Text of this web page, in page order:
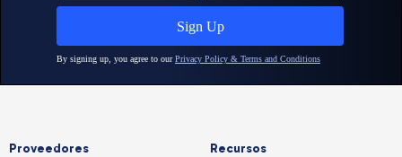
Proveedores Recursos